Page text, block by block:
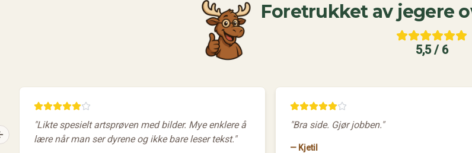
Foretrukket av jegere
5,5 / 6
"Likte spesielt artsprøven med bilder. Mye enklere å
lære når man ser dyrene og ikke bare leser tekst."
"Bra side. Gjør jobben."
— Kjetil
slide